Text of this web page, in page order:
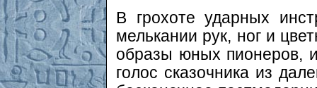
В грохоте ударных
мелькании рук, ног и
образы юных пионеров,
голос сказочника из